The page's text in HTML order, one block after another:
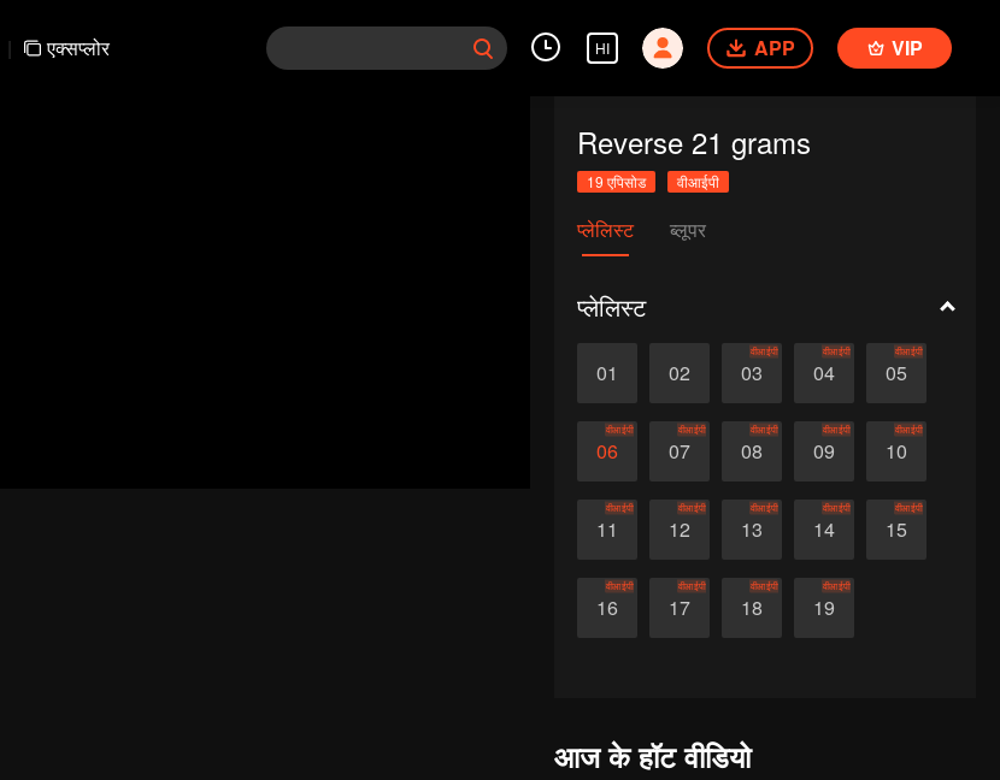
| एक्सप्लोर HI APP VIP
Reverse 21 grams
19 एपिसोड वीआईपी
प्लेलिस्ट ब्लूपर
प्लेलिस्ट
01 02 03
वीआईपी
04
वीआईपी
05
वीआईपी
06
वीआईपी
07
वीआईपी
08
वीआईपी
09
वीआईपी
10
वीआईपी
11
वीआईपी
12
वीआईपी
13
वीआईपी
14
वीआईपी
15
वीआईपी
16
वीआईपी
17
वीआईपी
18
वीआईपी
19
वीआईपी
आज के हॉट वीडियो